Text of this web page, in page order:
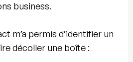
business.
m’a permis d’identifier un
décoller une boîte :